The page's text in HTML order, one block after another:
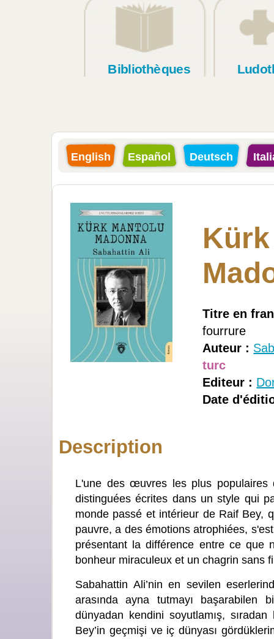
Bibliothèques
English Español Deutsch
Titre en
fourrure
Auteur :
turc
Editeur :
Date
Description
L'une des œuvres les plus
distinguées écrites dans un style qui
monde passé et intérieur de Raif Bey,
pauvre, a des émotions atrophiées,
présentant la différence entre ce
bonheur miraculeux et un chagrin sans
Sabahattin Ali’nin en sevilen
arasında ayna tutmayı başarabilen
dünyadan kendini soyutlamış,
Bey’in geçmişi ve iç dünyası